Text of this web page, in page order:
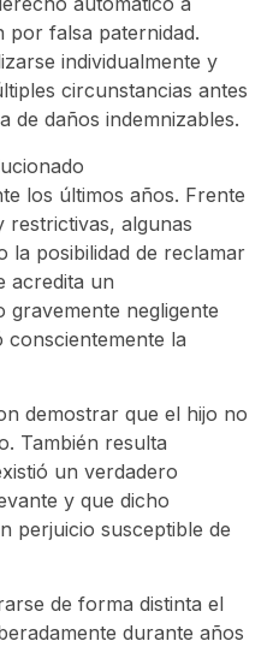
por falsa paternidad.
individualmente y
circunstancias antes
de daños indemnizables.
los últimos años. Frente
restrictivas, algunas
la posibilidad de reclamar
acredita un
negligente
la
demostrar que el hijo no
También resulta
un verdadero
y que dicho
perjuicio susceptible de
de forma distinta el
durante años